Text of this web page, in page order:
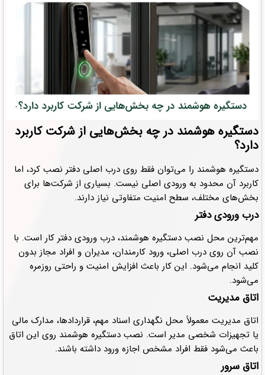
دستگیره هوشمند در چه بخش‌هایی از شرکت کاربرد
دارد؟
دستگیره هوشمند را می‌توان فقط روی درب اصلی دفتر نصب کرد، اما
کاربرد آن محدود به ورودی اصلی نیست. بسیاری از شرکت‌ها برای
بخش‌های مختلف، سطح امنیت متفاوتی نیاز دارند.
درب ورودی دفتر
مهم‌ترین محل نصب دستگیره هوشمند، درب ورودی دفتر کار است. با
نصب آن روی درب اصلی، ورود کارمندان، مدیران و افراد مجاز بدون
کلید انجام می‌شود. این کار باعث افزایش امنیت و راحتی روزمره
می‌شود.
اتاق مدیریت
اتاق مدیریت معمولاً محل نگهداری اسناد مهم، قراردادها، مدارک مالی
یا تجهیزات شخصی مدیر است. نصب دستگیره هوشمند روی این اتاق
باعث می‌شود فقط افراد مشخص اجازه ورود داشته باشند.
اتاق سرور